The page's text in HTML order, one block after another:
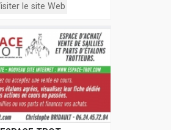
le site Web